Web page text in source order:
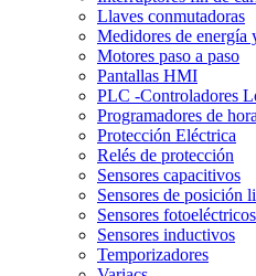
Llaves conmutadoras
Medidores de energía
Motores paso a paso
Pantallas HMI
PLC -Controladores
Programadores de
Protección Eléctrica
Relés de protección
Sensores capacitivos
Sensores de posición
Sensores fotoeléctricos
Sensores inductivos
Temporizadores